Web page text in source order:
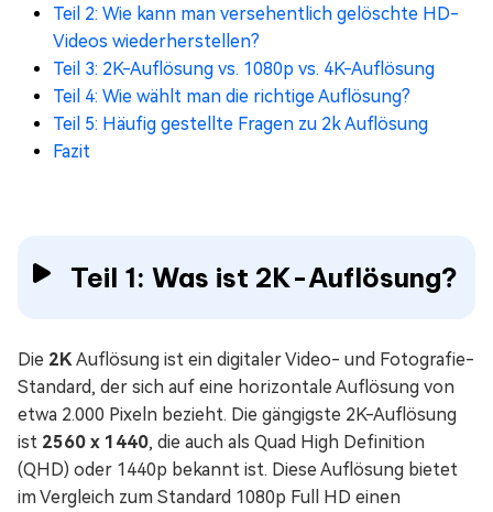
Teil 2: Wie kann man versehentlich gelöschte HD-
Videos wiederherstellen?
Teil 3: 2K-Auflösung vs. 1080p vs. 4K-Auflösung
Teil 4: Wie wählt man die richtige Auflösung?
Teil 5: Häufig gestellte Fragen zu 2k Auflösung
Fazit
Teil 1: Was ist 2K-Auflösung?
Die 2KAuflösung ist ein digitaler Video- und Fotografie-
Standard, der sich auf eine horizontale Auflösung von
etwa 2.000 Pixeln bezieht. Die gängigste 2K-Auflösung
ist 2560 x 1440, die auch als Quad High Definition
(QHD) oder 1440p bekannt ist. Diese Auflösung bietet
im Vergleich zum Standard 1080p Full HD einen